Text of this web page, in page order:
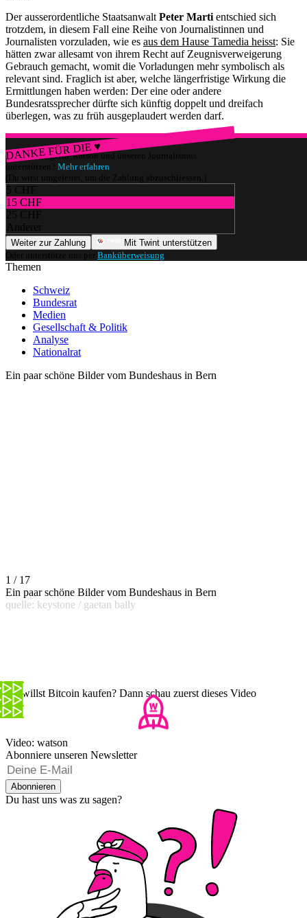
Der ausserordentliche Staatsanwalt Peter Marti entschied sich
trotzdem, in diesem Fall eine Reihe von Journalistinnen und
Journalisten vorzuladen, wie es aus dem Hause Tamedia heisst: Sie
hätten zwar allesamt von ihrem Recht auf Zeugnisverweigerung
Gebrauch gemacht, womit die Vorladungen mehr symbolisch als
relevant sind. Fraglich ist aber, welche längerfristige Wirkung die
Ermittlungen haben werden: Der eine oder andere
Bundesratssprecher dürfte sich künftig doppelt und dreifach
überlegen, was zu früh ausgeplaudert werden darf.
DANKE FÜR DIE ♥
Würdest du gerne watson und unseren Journalismus
unterstützen? Mehr erfahren
(Du wirst umgeleitet, um die Zahlung abzuschliessen.)
5 CHF
15 CHF
25 CHF
Anderer
Weiter zur Zahlung
Mit Twint unterstützen
Oder unterstütze uns per Banküberweisung
Themen
Schweiz
Bundesrat
Medien
Gesellschaft & Politik
Analyse
Nationalrat
Ein paar schöne Bilder vom Bundeshaus in Bern
1 / 17
Ein paar schöne Bilder vom Bundeshaus in Bern
quelle: keystone / gaetan bally
Du willst Bitcoin kaufen? Dann schau zuerst dieses Video
Video: watson
Abonniere unseren Newsletter
Abonnieren
Du hast uns was zu sagen?